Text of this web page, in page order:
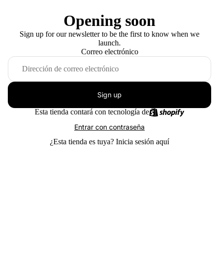
Opening soon
Sign up for our newsletter to be the first to know when we
launch.
Correo electrónico
Sign up
Esta tienda contará con tecnología de
Entrar con contraseña
¿Esta tienda es tuya? Inicia sesión aquí